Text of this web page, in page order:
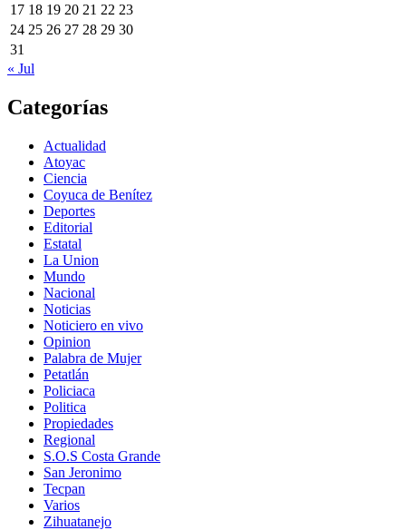
17 18 19 20 21 22 23
24 25 26 27 28 29 30
31
« Jul
Categorías
Actualidad
Atoyac
Ciencia
Coyuca de Benítez
Deportes
Editorial
Estatal
La Union
Mundo
Nacional
Noticias
Noticiero en vivo
Opinion
Palabra de Mujer
Petatlán
Policiaca
Politica
Propiedades
Regional
S.O.S Costa Grande
San Jeronimo
Tecpan
Varios
Zihuatanejo